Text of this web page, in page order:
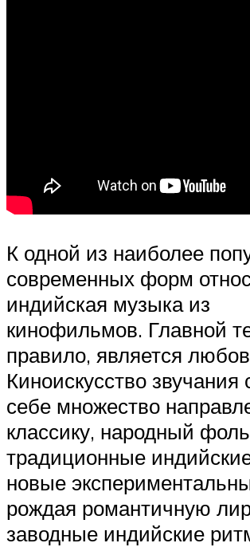
К одной из наиболее
современных форм
индийская музыка из
кинофильмов. Главной
правило, является
Киноискусство звучания
себе множество
классику, народный
традиционные
новые
рождая романтичную
заводные индийские